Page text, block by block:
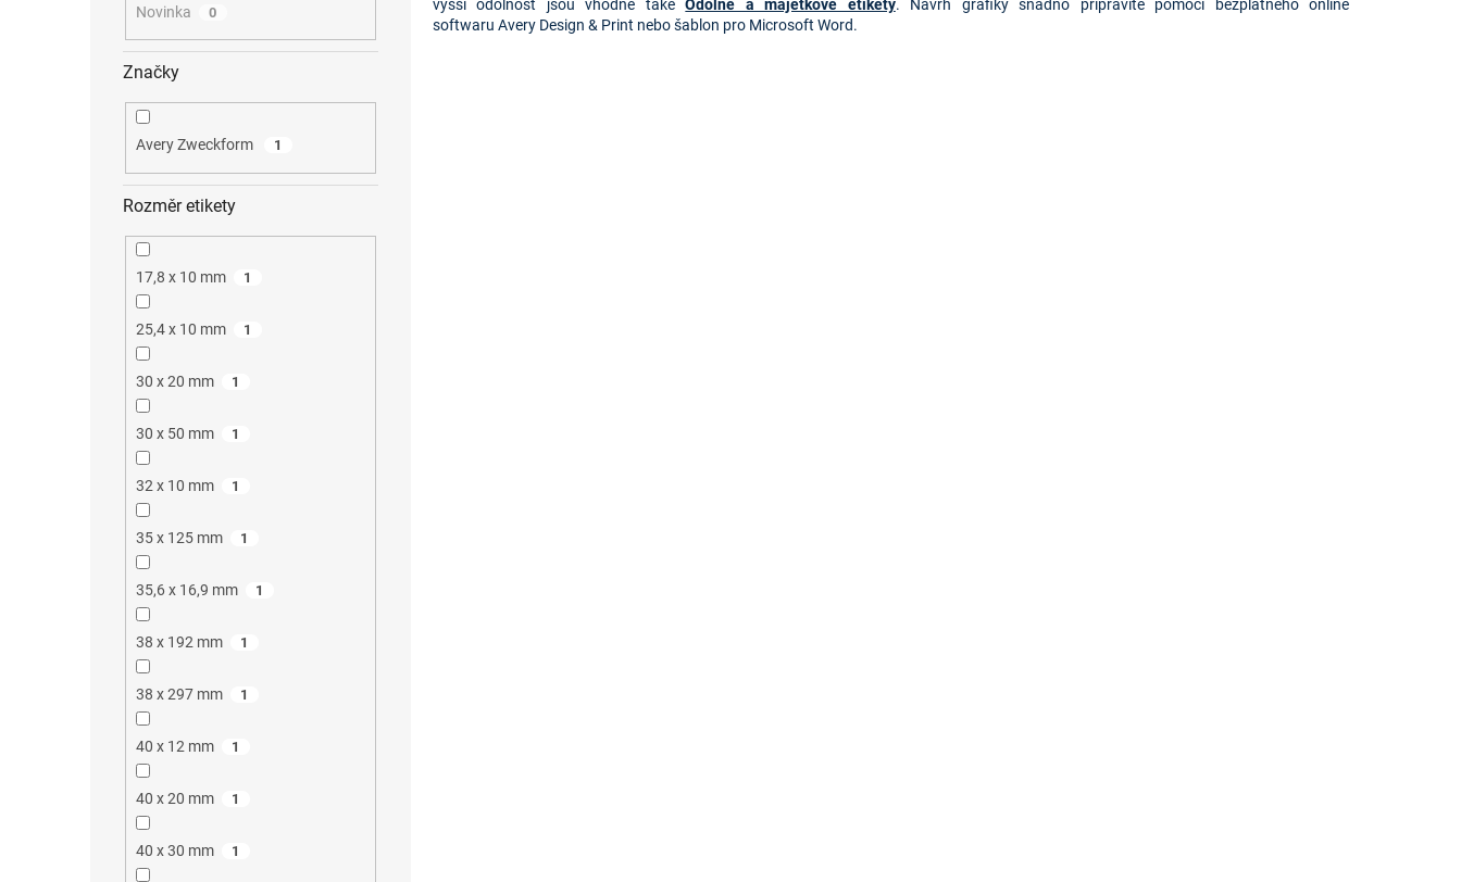
Novinka 0
Značky
Avery Zweckform 1
Rozměr etikety
17,8 x 10 mm 1
25,4 x 10 mm 1
30 x 20 mm 1
30 x 50 mm 1
32 x 10 mm 1
35 x 125 mm 1
35,6 x 16,9 mm 1
38 x 192 mm 1
38 x 297 mm 1
40 x 12 mm 1
40 x 20 mm 1
40 x 30 mm 1
k
vyšší odolnost jsou vhodné takéOdolné a majetkové etikety. Návrh grafiky snadno připravíte pomocí bezplatného online
softwaru Avery Design & Print nebo šablon pro Microsoft Word.